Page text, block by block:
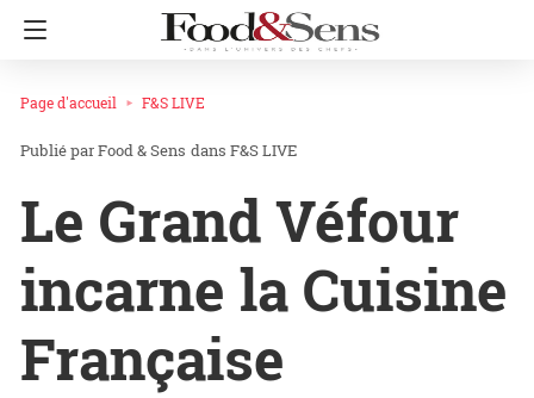
Page d'accueil F&S LIVE
Food & Sens dans F&S LIVE
Le Grand Véfour
incarne la Cuisine
Française